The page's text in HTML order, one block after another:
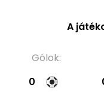
A
Gólok:
0